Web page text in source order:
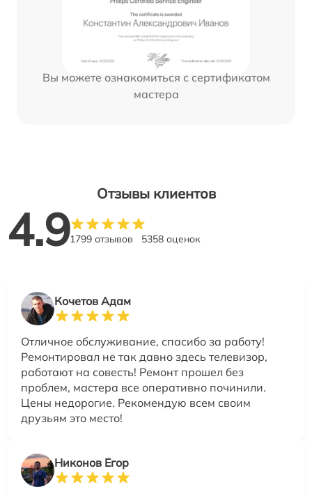
Вы можете ознакомиться с сертификатом
мастера
Отзывы клиентов
4.91799 отзывов 5358 оценок
Кочетов Адам
Отличное обслуживание, спасибо за работу!
Ремонтировал не так давно здесь телевизор,
работают на совесть! Ремонт прошел без
проблем, мастера все оперативно починили.
Цены недорогие. Рекомендую всем своим
друзьям это место!
Никонов Егор